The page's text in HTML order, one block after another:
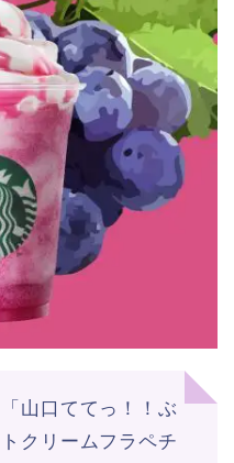
山口ててっ！！ぶ
クリームフラペチ